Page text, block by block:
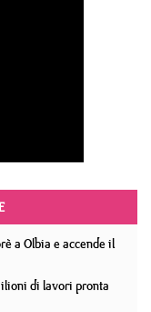
a Olbia e accende il
di lavori pronta